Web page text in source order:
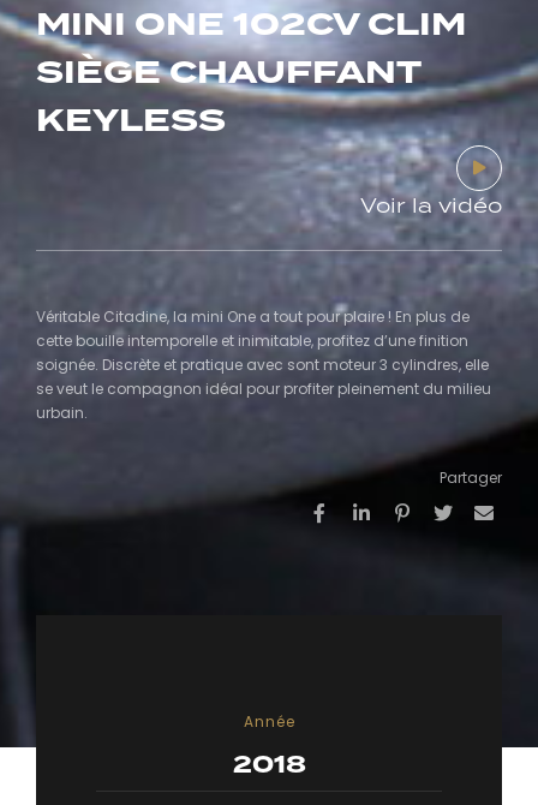
MINI ONE 102CV CLIM
SIÈGE CHAUFFANT
KEYLESS
Voir la vidéo
Véritable Citadine, la mini One a tout pour plaire ! En plus de
cette bouille intemporelle et inimitable, profitez d’une finition
soignée. Discrète et pratique avec sont moteur 3 cylindres, elle
se veut le compagnon idéal pour profiter pleinement du milieu
urbain.
Partager
Année
2018